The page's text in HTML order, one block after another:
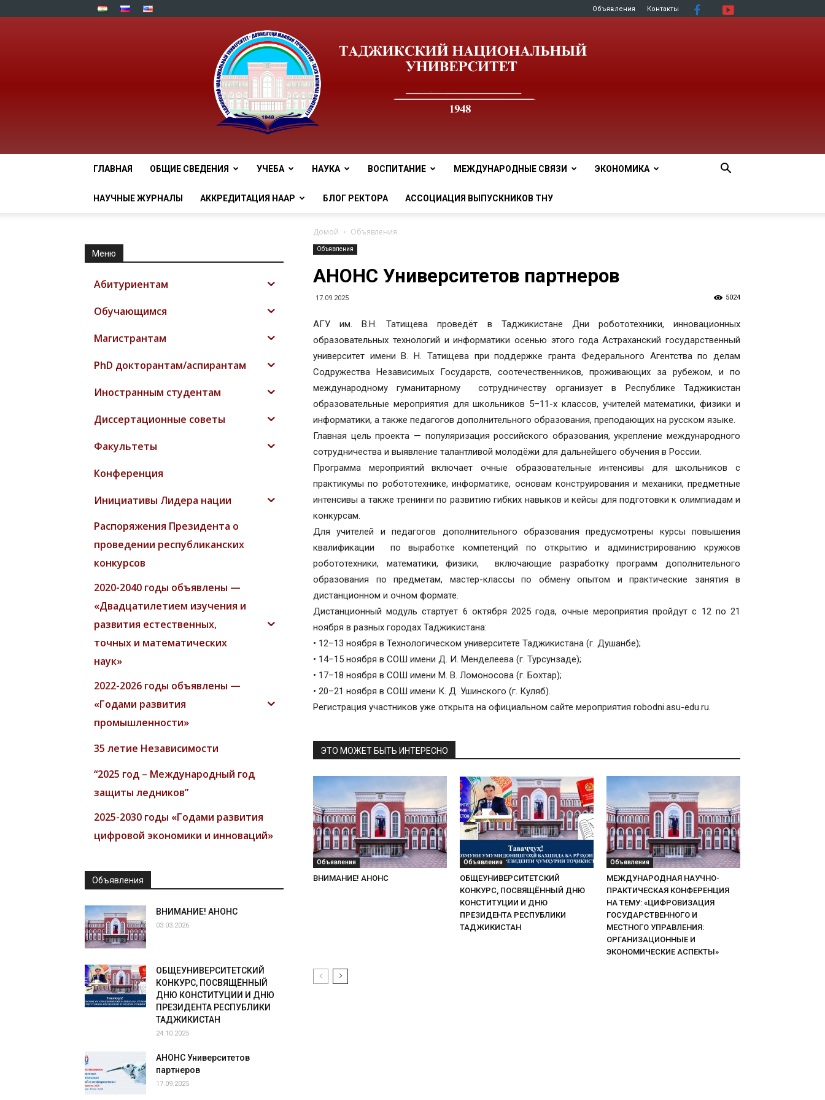
Объявления Контакты
tnu
ГЛАВНАЯ ОБЩИЕ СВЕДЕНИЯ УЧЕБА НАУКА ВОСПИТАНИЕ МЕЖДУНАРОДНЫЕ СВЯЗИ ЭКОНОМИКА
НАУЧНЫЕ ЖУРНАЛЫ АККРЕДИТАЦИЯ НААР БЛОГ РЕКТОРА АССОЦИАЦИЯ ВЫПУСКНИКОВ ТНУ
Домой Объявления
Объявления
АНОНС Университетов партнеров
17.09.2025 5024
АГУ им. В.Н. Татищева проведёт в Таджикистане Дни робототехники, инновационных
образовательных технологий и информатики осенью этого года Астраханский государственный
университет имени В. Н. Татищева при поддержке гранта Федерального Агентства по делам
Содружества Независимых Государств, соотечественников, проживающих за рубежом, и по
международному гуманитарному сотрудничеству организует в Республике Таджикистан
образовательные мероприятия для школьников 5–11-х классов, учителей математики, физики и
информатики, а также педагогов дополнительного образования, преподающих на русском языке.
Главная цель проекта — популяризация российского образования, укрепление международного
сотрудничества и выявление талантливой молодёжи для дальнейшего обучения в России.
Программа мероприятий включает очные образовательные интенсивы для школьников с
практикумы по робототехнике, информатике, основам конструирования и механики, предметные
интенсивы а также тренинги по развитию гибких навыков и кейсы для подготовки к олимпиадам и
конкурсам.
Для учителей и педагогов дополнительного образования предусмотрены курсы повышения
квалификации по выработке компетенций по открытию и администрированию кружков
робототехники, математики, физики, включающие разработку программ дополнительного
образования по предметам, мастер-классы по обмену опытом и практические занятия в
дистанционном и очном формате.
Дистанционный модуль стартует 6 октября 2025 года, очные мероприятия пройдут с 12 по 21
ноября в разных городах Таджикистана:
• 12–13 ноября в Технологическом университете Таджикистана (г. Душанбе);
• 14–15 ноября в СОШ имени Д. И. Менделеева (г. Турсунзаде);
• 17–18 ноября в СОШ имени М. В. Ломоносова (г. Бохтар);
• 20–21 ноября в СОШ имени К. Д. Ушинского (г. Куляб).
Регистрация участников уже открыта на официальном сайте мероприятия robodni.asu-edu.ru.
ЭТО МОЖЕТ БЫТЬ ИНТЕРЕСНО
Объявления
ВНИМАНИЕ! АНОНС
Объявления
ОБЩЕУНИВЕРСИТЕТСКИЙ
КОНКУРС, ПОСВЯЩЁННЫЙ ДНЮ
КОНСТИТУЦИИ И ДНЮ
ПРЕЗИДЕНТА РЕСПУБЛИКИ
ТАДЖИКИСТАН
Объявления
МЕЖДУНАРОДНАЯ НАУЧНО-
ПРАКТИЧЕСКАЯ КОНФЕРЕНЦИЯ
НА ТЕМУ: «ЦИФРОВИЗАЦИЯ
ГОСУДАРСТВЕННОГО И
МЕСТНОГО УПРАВЛЕНИЯ:
ОРГАНИЗАЦИОННЫЕ И
ЭКОНОМИЧЕСКИЕ АСПЕКТЫ»
Меню
Абитуриентам
Обучающимся
Магистрантам
PhD докторантам/аспирантам
Иностранным студентам
Диссертационные советы
Факультеты
Конференция
Инициативы Лидера нации
Распоряжения Президента о
проведении республиканских
конкурсов
2020-2040 годы объявлены —
«Двадцатилетием изучения и
развития естественных,
точных и математических
наук»
2022-2026 годы объявлены —
«Годами развития
промышленности»
35 летие Независимости
“2025 год – Международный год
защиты ледников”
2025-2030 годы «Годами развития
цифровой экономики и инноваций»
Объявления
ВНИМАНИЕ! АНОНС
03.03.2026
ОБЩЕУНИВЕРСИТЕТСКИЙ
КОНКУРС, ПОСВЯЩЁННЫЙ
ДНЮ КОНСТИТУЦИИ И ДНЮ
ПРЕЗИДЕНТА РЕСПУБЛИКИ
ТАДЖИКИСТАН
24.10.2025
АНОНС Университетов
партнеров
17.09.2025